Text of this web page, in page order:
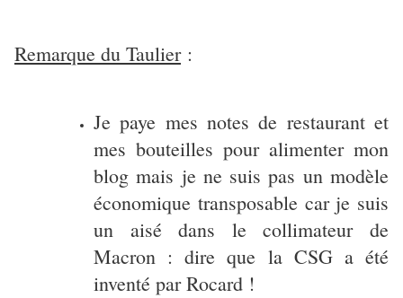
Remarque du Taulier:
Je paye mes notes de restaurant et
mes bouteilles pour alimenter mon
blog mais je ne suis pas un modèle
économique transposable car je suis
un aisé dans le collimateur de
Macron : dire que la CSG a été
inventé par Rocard !